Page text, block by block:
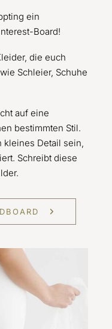
ein
Board!
die euch
Schleier, Schuhe
auf eine
bestimmten Stil.
Detail sein,
Schreibt diese